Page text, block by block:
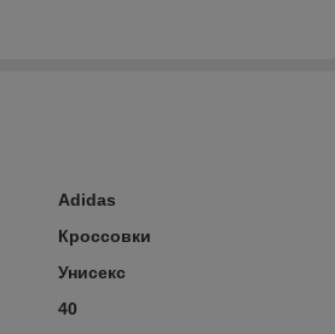
Adidas
Кроссовки
Унисекс
40